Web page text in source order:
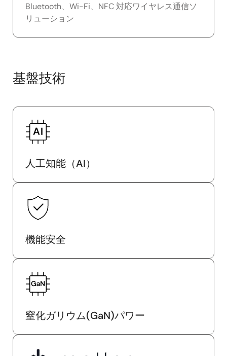
Bluetooth、Wi-Fi、NFC 対応ワイヤレス通信ソ
リューション
基盤技術
人工知能（AI）
機能安全
窒化ガリウム(GaN)パワー